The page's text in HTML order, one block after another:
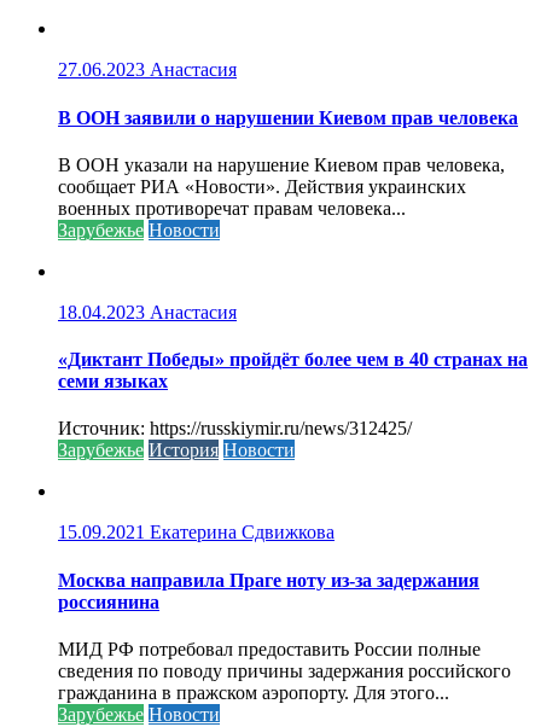
27.06.2023 Анастасия
В ООН заявили о нарушении Киевом прав человека
В ООН указали на нарушение Киевом прав человека,
сообщает РИА «Новости». Действия украинских
военных противоречат правам человека...
Зарубежье Новости
18.04.2023 Анастасия
«Диктант Победы» пройдёт более чем в 40 странах на
семи языках
Источник: https://russkiymir.ru/news/312425/
Зарубежье История Новости
15.09.2021 Екатерина Сдвижкова
Москва направила Праге ноту из-за задержания
россиянина
МИД РФ потребовал предоставить России полные
сведения по поводу причины задержания российского
гражданина в пражском аэропорту. Для этого...
Зарубежье Новости